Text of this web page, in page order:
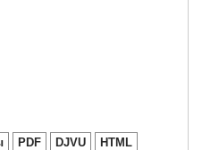
PDF DJVU HTML